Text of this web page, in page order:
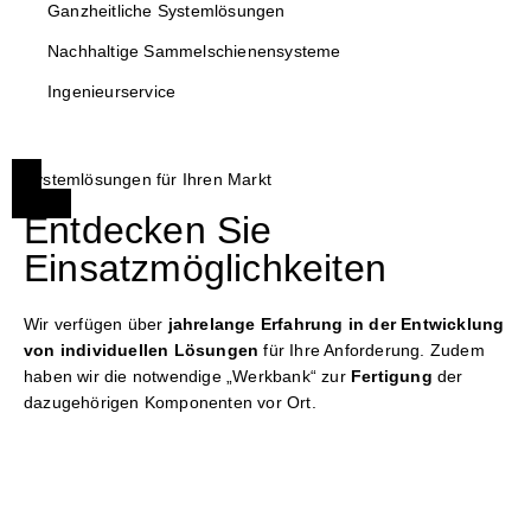
Ganzheitliche Systemlösungen
Nachhaltige Sammelschienensysteme
Ingenieurservice
Systemlösungen für Ihren Markt
Entdecken Sie
Einsatzmöglichkeiten
Wir verfügen über jahrelange Erfahrung in der Entwicklung
von individuellen Lösungen für Ihre Anforderung. Zudem
haben wir die notwendige „Werkbank“ zur Fertigung der
dazugehörigen Komponenten vor Ort.